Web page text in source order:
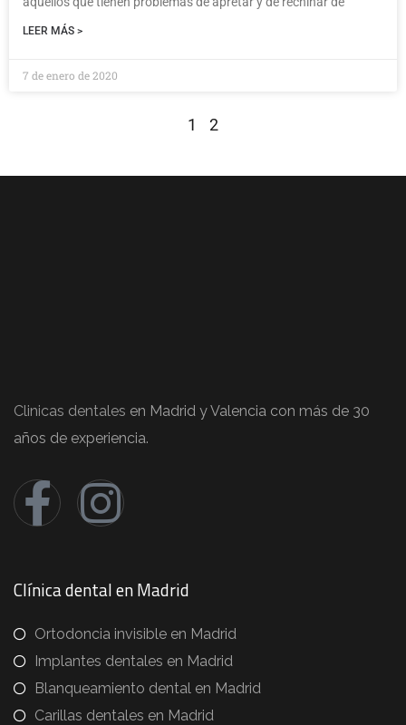
LEER MÁS >
7 de enero de 2020
1 2
Clinicas dentales en Madrid y Valencia con más de 30
años de experiencia.
Clínica dental en Madrid
Ortodoncia invisible en Madrid
Implantes dentales en Madrid
Blanqueamiento dental en Madrid
Carillas dentales en Madrid